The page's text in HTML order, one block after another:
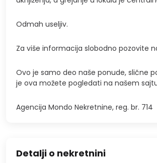
Odmah useljiv.
Za više informacija slobodno pozovite
Ovo je samo deo naše ponude, slične
je ova možete pogledati na našem
Agencija Mondo Nekretnine, reg. br. 714
Detalji o nekretnini